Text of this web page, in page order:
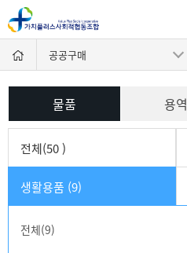
공공구매
용역
물품
전체(50 )
생활용품 (9)
전체(9)